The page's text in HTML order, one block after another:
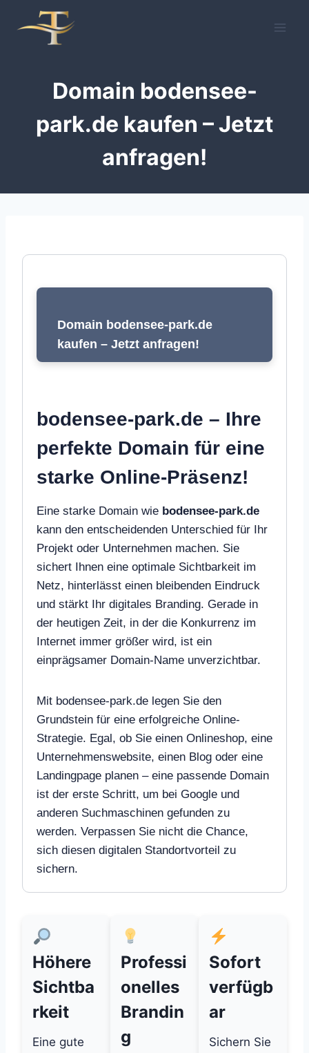
Inhalt
Domain bodensee-
park.de kaufen – Jetzt
anfragen!
Domain bodensee-park.de
kaufen – Jetzt anfragen!
bodensee-park.de – Ihre
perfekte Domain für eine
starke Online-Präsenz!
Eine starke Domain wie bodensee-park.de
kann den entscheidenden Unterschied für Ihr
Projekt oder Unternehmen machen. Sie
sichert Ihnen eine optimale Sichtbarkeit im
Netz, hinterlässt einen bleibenden Eindruck
und stärkt Ihr digitales Branding. Gerade in
der heutigen Zeit, in der die Konkurrenz im
Internet immer größer wird, ist ein
einprägsamer Domain-Name unverzichtbar.
Mit bodensee-park.de legen Sie den
Grundstein für eine erfolgreiche Online-
Strategie. Egal, ob Sie einen Onlineshop, eine
Unternehmenswebsite, einen Blog oder eine
Landingpage planen – eine passende Domain
ist der erste Schritt, um bei Google und
anderen Suchmaschinen gefunden zu
werden. Verpassen Sie nicht die Chance,
sich diesen digitalen Standortvorteil zu
sichern.
Höhere
Sichtba
rkeit
Eine gute
Professi
onelles
Brandin
g
Sofort
verfügb
ar
Sichern Sie